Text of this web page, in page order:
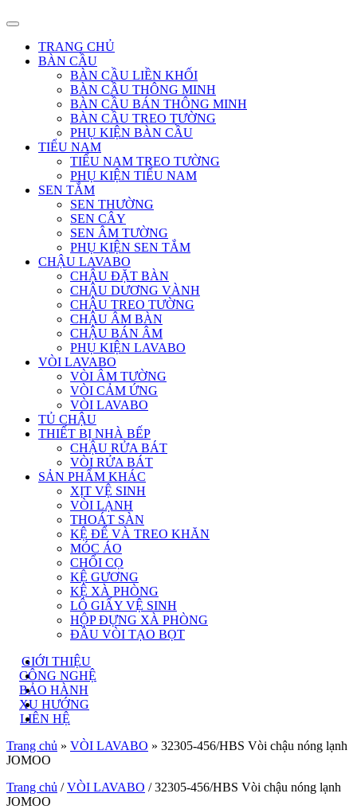
TRANG CHỦ
BÀN CẦU
BÀN CẦU LIỀN KHỐI
BÀN CẦU THÔNG MINH
BÀN CẦU BÁN THÔNG MINH
BÀN CẦU TREO TƯỜNG
PHỤ KIỆN BÀN CẦU
TIỂU NAM
TIỂU NAM TREO TƯỜNG
PHỤ KIỆN TIỂU NAM
SEN TẮM
SEN THƯỜNG
SEN CÂY
SEN ÂM TƯỜNG
PHỤ KIỆN SEN TẮM
CHẬU LAVABO
CHẬU ĐẶT BÀN
CHẬU DƯƠNG VÀNH
CHẬU TREO TƯỜNG
CHẬU ÂM BÀN
CHẬU BÁN ÂM
PHỤ KIỆN LAVABO
VÒI LAVABO
VÒI ÂM TƯỜNG
VÒI CẢM ỨNG
VÒI LAVABO
TỦ CHẬU
THIẾT BỊ NHÀ BẾP
CHẬU RỬA BÁT
VÒI RỬA BÁT
SẢN PHẨM KHÁC
XỊT VỆ SINH
VÒI LẠNH
THOÁT SÀN
KỆ ĐỂ VÀ TREO KHĂN
MÓC ÁO
CHỔI CỌ
KỆ GƯƠNG
KỆ XÀ PHÒNG
LÔ GIẤY VỆ SINH
HỘP ĐỰNG XÀ PHÒNG
ĐẦU VÒI TẠO BỌT
GIỚI THIỆU
CÔNG NGHỆ
BẢO HÀNH
XU HƯỚNG
LIÊN HỆ
Trang chủ » VÒI LAVABO » 32305-456/HBS Vòi chậu nóng lạnh
JOMOO
Trang chủ /VÒI LAVABO / 32305-456/HBS Vòi chậu nóng lạnh
JOMOO